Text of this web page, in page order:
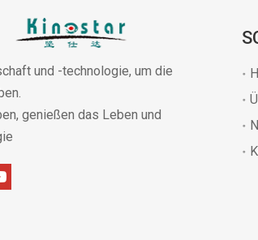
und -technologie, um die
genießen das Leben und